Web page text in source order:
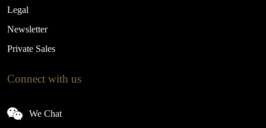
Legal
Newsletter
Private Sales
Connect with us
We Chat